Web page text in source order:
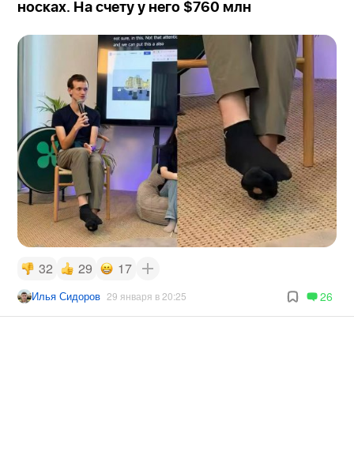
носках. На счету у него $760 млн
32 29 17
Илья Сидоров 29 января в 20:25 26